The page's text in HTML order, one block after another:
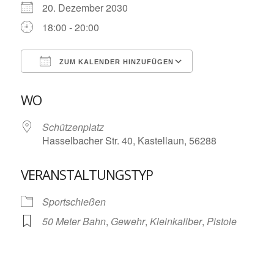
20. Dezember 2030
18:00 - 20:00
ZUM KALENDER HINZUFÜGEN
WO
Schützenplatz
Hasselbacher Str. 40, Kastellaun, 56288
VERANSTALTUNGSTYP
Sportschießen
50 Meter Bahn, Gewehr, Kleinkaliber, Pistole